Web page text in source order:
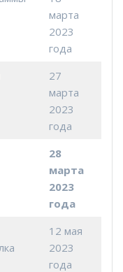
марта
2023
года
27
марта
2023
года
28
марта
2023
года
12 мая
2023
года